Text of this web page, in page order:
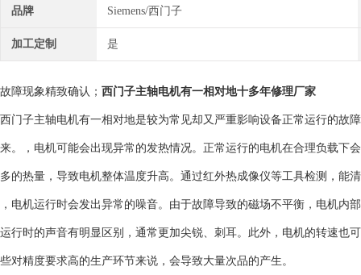
品牌 Siemens/西门子
加工定制 是
故障现象精致确认； 西门子主轴电机有一相对地十多年修理厂家
西门子主轴电机有一相对地是较为常见却又严重影响设备正常运行的故
来。，电机可能会出现异常的发热情况。正常运行的电机在合理负载下
多的热量，导致电机整体温度升高。通过红外热成像仪等工具检测，能
，电机运行时会发出异常的噪音。由于故障导致的磁场不平衡，电机
运行时的声音有明显区别，通常更加尖锐、刺耳。此外，电机的转速也
些对精度要求高的生产环节来说，会导致大量次品的产生。